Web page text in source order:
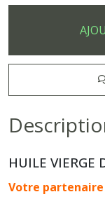
HUILE VIERGE
Votre